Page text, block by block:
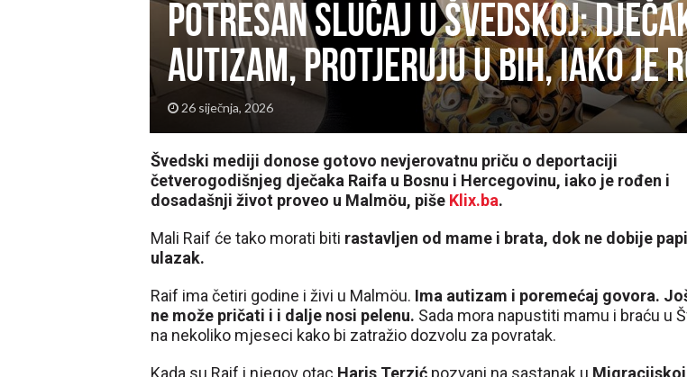
Potresan slučaj u Švedskoj:
autizam, protjeruju u BiH, iako je
26 siječnja, 2026
Švedski mediji donose gotovo nevjerovatnu priču o deportaciji
četverogodišnjeg dječaka Raifa u Bosnu i Hercegovinu, iako je rođen i
dosadašnji život proveo u Malmöu, piše Klix.ba.
Mali Raif će tako morati biti rastavljen od mame i brata, dok ne dobije
ulazak.
Raif ima četiri godine i živi u Malmöu. Ima autizam i poremećaj govora.
ne može pričati i i dalje nosi pelenu. Sada mora napustiti mamu i braću u
na nekoliko mjeseci kako bi zatražio dozvolu za povratak.
Kada su Raif i njegov otac Haris Terzić pozvani na sastanak u Migracijskoj